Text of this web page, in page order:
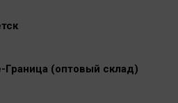
(оптовый склад)